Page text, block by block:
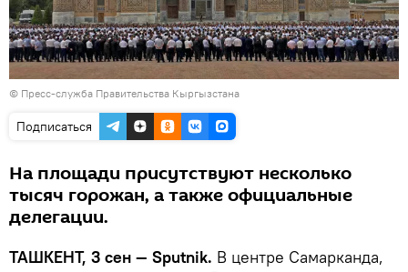
© Пресс-служба Правительства Кыргызстана
Подписаться
На площади присутствуют несколько
тысяч горожан, а также официальные
делегации.
ТАШКЕНТ, 3 сен — Sputnik. В центре Самарканда,